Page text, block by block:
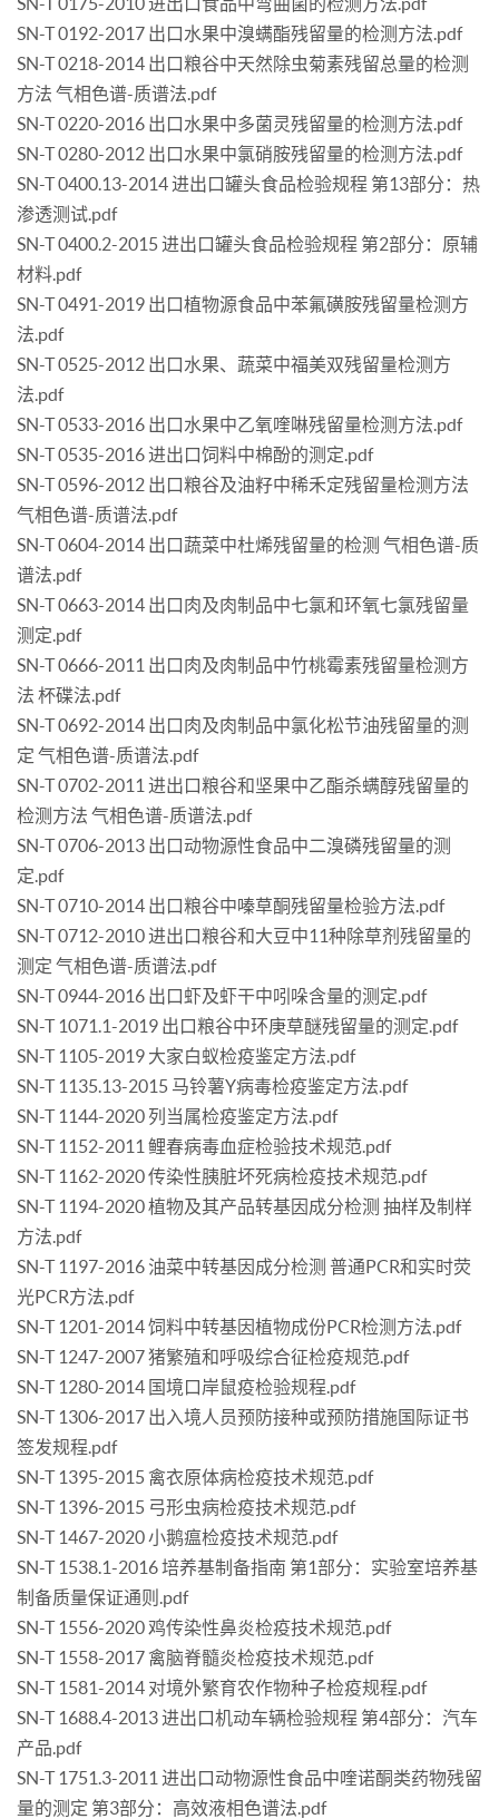
SN-T 0192-2017 出口水果中溴螨酯残留量的检测方法.pdf
SN-T 0218-2014 出口粮谷中天然除虫菊素残留总量的检测
方法 气相色谱-质谱法.pdf
SN-T 0220-2016 出口水果中多菌灵残留量的检测方法.pdf
SN-T 0280-2012 出口水果中氯硝胺残留量的检测方法.pdf
SN-T 0400.13-2014 进出口罐头食品检验规程 第13部分：热
渗透测试.pdf
SN-T 0400.2-2015 进出口罐头食品检验规程 第2部分：原辅
材料.pdf
SN-T 0491-2019 出口植物源食品中苯氟磺胺残留量检测方
法.pdf
SN-T 0525-2012 出口水果、蔬菜中福美双残留量检测方
法.pdf
SN-T 0533-2016 出口水果中乙氧喹啉残留量检测方法.pdf
SN-T 0535-2016 进出口饲料中棉酚的测定.pdf
SN-T 0596-2012 出口粮谷及油籽中稀禾定残留量检测方法
气相色谱-质谱法.pdf
SN-T 0604-2014 出口蔬菜中杜烯残留量的检测 气相色谱-质
谱法.pdf
SN-T 0663-2014 出口肉及肉制品中七氯和环氧七氯残留量
测定.pdf
SN-T 0666-2011 出口肉及肉制品中竹桃霉素残留量检测方
法 杯碟法.pdf
SN-T 0692-2014 出口肉及肉制品中氯化松节油残留量的测
定 气相色谱-质谱法.pdf
SN-T 0702-2011 进出口粮谷和坚果中乙酯杀螨醇残留量的
检测方法 气相色谱-质谱法.pdf
SN-T 0706-2013 出口动物源性食品中二溴磷残留量的测
定.pdf
SN-T 0710-2014 出口粮谷中嗪草酮残留量检验方法.pdf
SN-T 0712-2010 进出口粮谷和大豆中11种除草剂残留量的
测定 气相色谱-质谱法.pdf
SN-T 0944-2016 出口虾及虾干中吲哚含量的测定.pdf
SN-T 1071.1-2019 出口粮谷中环庚草醚残留量的测定.pdf
SN-T 1105-2019 大家白蚁检疫鉴定方法.pdf
SN-T 1135.13-2015 马铃薯Y病毒检疫鉴定方法.pdf
SN-T 1144-2020 列当属检疫鉴定方法.pdf
SN-T 1152-2011 鲤春病毒血症检验技术规范.pdf
SN-T 1162-2020 传染性胰脏坏死病检疫技术规范.pdf
SN-T 1194-2020 植物及其产品转基因成分检测 抽样及制样
方法.pdf
SN-T 1197-2016 油菜中转基因成分检测 普通PCR和实时荧
光PCR方法.pdf
SN-T 1201-2014 饲料中转基因植物成份PCR检测方法.pdf
SN-T 1247-2007 猪繁殖和呼吸综合征检疫规范.pdf
SN-T 1280-2014 国境口岸鼠疫检验规程.pdf
SN-T 1306-2017 出入境人员预防接种或预防措施国际证书
签发规程.pdf
SN-T 1395-2015 禽衣原体病检疫技术规范.pdf
SN-T 1396-2015 弓形虫病检疫技术规范.pdf
SN-T 1467-2020 小鹅瘟检疫技术规范.pdf
SN-T 1538.1-2016 培养基制备指南 第1部分：实验室培养基
制备质量保证通则.pdf
SN-T 1556-2020 鸡传染性鼻炎检疫技术规范.pdf
SN-T 1558-2017 禽脑脊髓炎检疫技术规范.pdf
SN-T 1581-2014 对境外繁育农作物种子检疫规程.pdf
SN-T 1688.4-2013 进出口机动车辆检验规程 第4部分：汽车
产品.pdf
SN-T 1751.3-2011 进出口动物源性食品中喹诺酮类药物残留
量的测定 第3部分：高效液相色谱法.pdf